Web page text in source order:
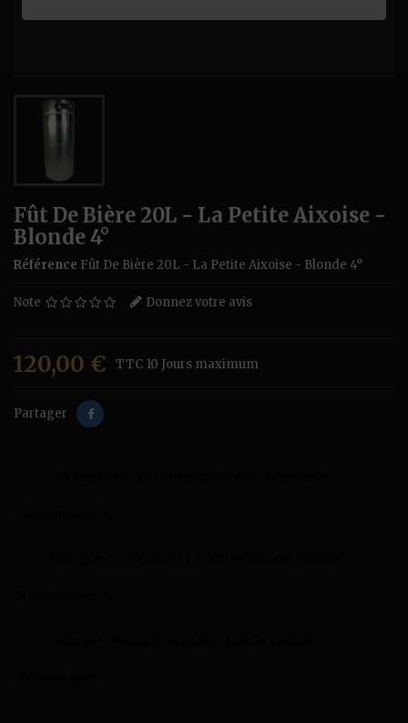
Fût De Bière 20L - La Petite Aixoise -
Blonde 4°
Référence Fût De Bière 20L - La Petite Aixoise - Blonde 4°
Note Donnez votre avis
120,00 € TTC 10 Jours maximum
Partager